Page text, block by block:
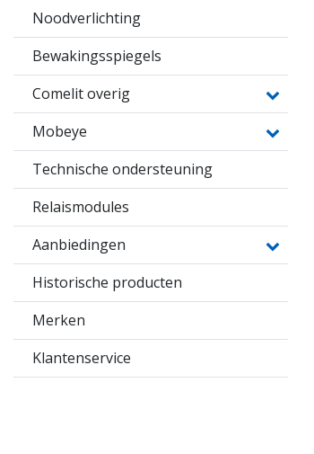
Noodverlichting
Bewakingsspiegels
Comelit overig
Mobeye
Technische ondersteuning
Relaismodules
Aanbiedingen
Historische producten
Merken
Klantenservice